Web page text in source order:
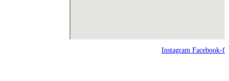
Instagram Facebook-f